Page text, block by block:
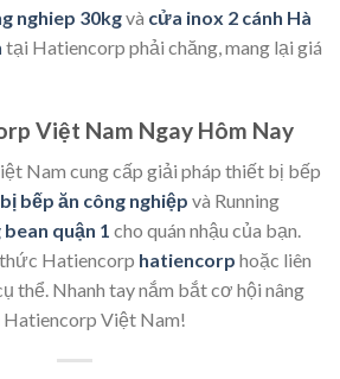
nghiep 30kgvà cửa inox 2 cánh Hà
tại Hatiencorp phải chăng, mang lại giá
Việt Nam Ngay Hôm Nay
Nam cung cấp giải pháp thiết bị bếp
bếp ăn công nghiệp và Running
quận 1 cho quán nhậu của bạn.
Hatiencorp hatiencorp hoặc liên
thể. Nhanh tay nắm bắt cơ hội nâng
Hatiencorp Việt Nam!